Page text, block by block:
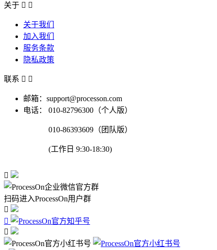
关于  
关于我们
加入我们
服务条款
隐私政策
联系  
邮箱：support@processon.com
电话：
010-82796300（个人版）
010-86393609（团队版）
(工作日 9:30-18:30)

扫码进入ProcessOn用户群


